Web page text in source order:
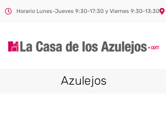
Horario Lunes-Jueves 9:30-17:30 y Viernes 9:30-13:30
Azulejos